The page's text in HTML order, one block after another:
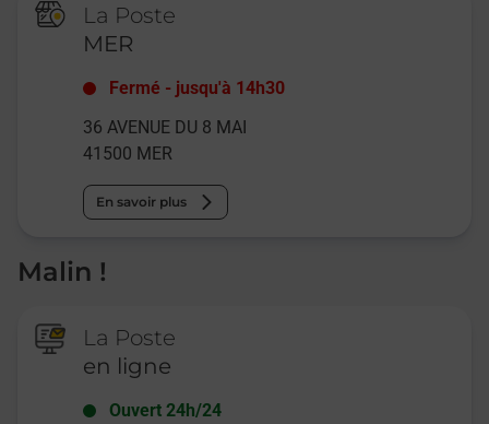
La Poste
MER
Fermé - jusqu'à 14h30
36 AVENUE DU 8 MAI
41500 MER
En savoir plus
Malin !
La Poste
en ligne
Ouvert 24h/24